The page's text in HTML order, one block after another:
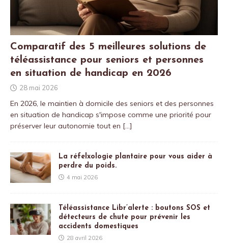
Comparatif des 5 meilleures solutions de
téléassistance pour seniors et personnes
en situation de handicap en 2026
28 mai 2026
En 2026, le maintien à domicile des seniors et des personnes
en situation de handicap s'impose comme une priorité pour
préserver leur autonomie tout en […]
La réfelxologie plantaire pour vous aider à
perdre du poids.
4 mai 2026
Téléassistance Libr’alerte : boutons SOS et
détecteurs de chute pour prévenir les
accidents domestiques
28 avril 2026